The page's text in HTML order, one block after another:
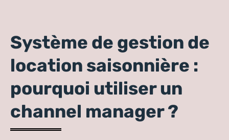
Système de gestion de
location saisonnière :
pourquoi utiliser un
channel manager ?